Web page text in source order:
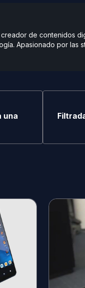
de contenidos
Apasionado por las
una